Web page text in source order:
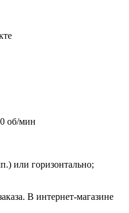
об/мин
или горизонтально;
В интернет-магазине